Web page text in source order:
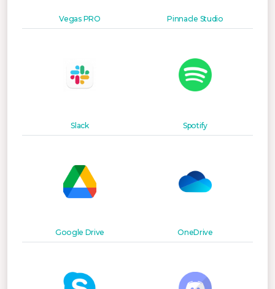
Vegas PRO Pinnacle Studio
Slack Spotify
Google Drive OneDrive